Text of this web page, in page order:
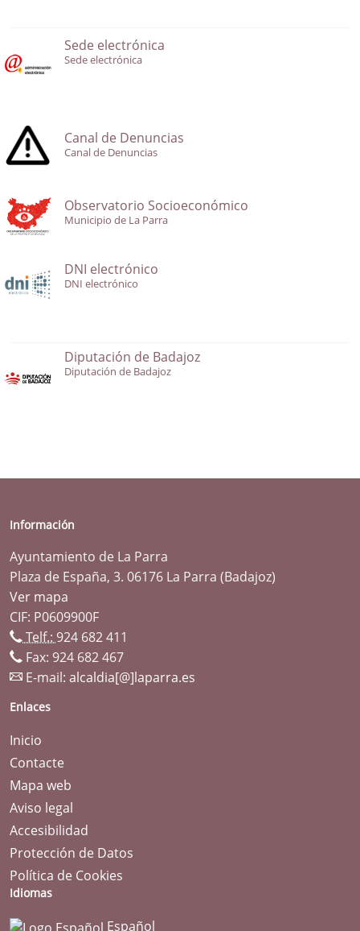
Sede electrónica
Sede electrónica
Canal de Denuncias
Canal de Denuncias
Observatorio Socioeconómico
Municipio de La Parra
DNI electrónico
DNI electrónico
Diputación de Badajoz
Diputación de Badajoz
Información
Ayuntamiento de La Parra
Plaza de España, 3. 06176 La Parra (Badajoz)
Ver mapa
CIF: P0609900F
Telf.: 924 682 411
Fax: 924 682 467
E-mail: alcaldia[@]laparra.es
Enlaces
Inicio
Contacte
Mapa web
Aviso legal
Accesibilidad
Protección de Datos
Política de Cookies
Idiomas
Español